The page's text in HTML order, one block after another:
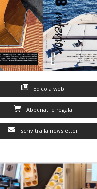
Edicola web
Abbonati e regala
Iscriviti alla newsletter